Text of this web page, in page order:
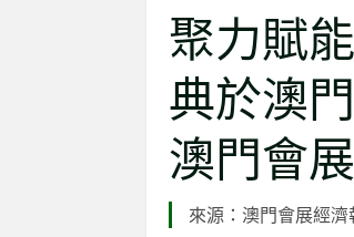
聚力賦
典於澳
澳門會
來源：澳門會展經濟